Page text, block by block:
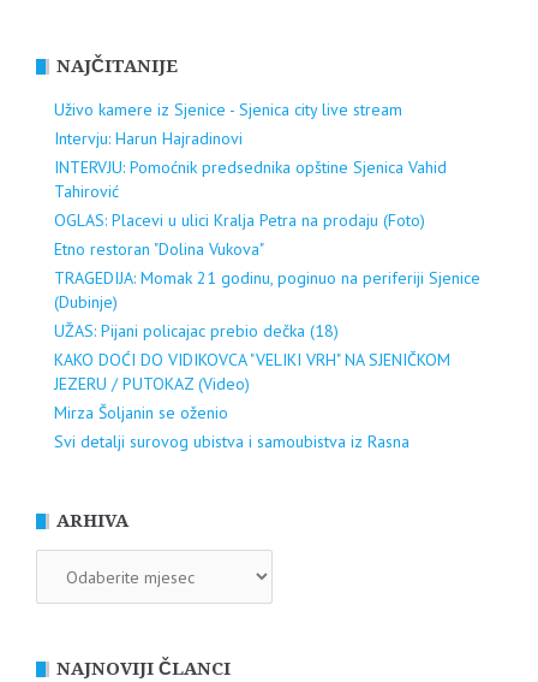
NAJČITANIJE
Uživo kamere iz Sjenice - Sjenica city live stream
Intervju: Harun Hajradinovi
INTERVJU: Pomoćnik predsednika opštine Sjenica Vahid
Tahirović
OGLAS: Placevi u ulici Kralja Petra na prodaju (Foto)
Etno restoran "Dolina Vukova"
TRAGEDIJA: Momak 21 godinu, poginuo na periferiji Sjenice
(Dubinje)
UŽAS: Pijani policajac prebio dečka (18)
KAKO DOĆI DO VIDIKOVCA "VELIKI VRH" NA SJENIČKOM
JEZERU / PUTOKAZ (Video)
Mirza Šoljanin se oženio
Svi detalji surovog ubistva i samoubistva iz Rasna
ARHIVA
NAJNOVIJI ČLANCI